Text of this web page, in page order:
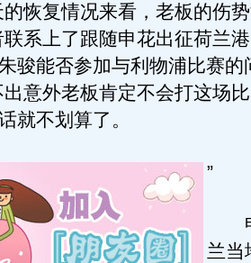
复情况来看，老板的伤势
联系上了跟随申花出征荷兰
骏能否参加与利物浦比赛的
出意外老板肯定不会打这场
就不划算了。
”
申
兰当